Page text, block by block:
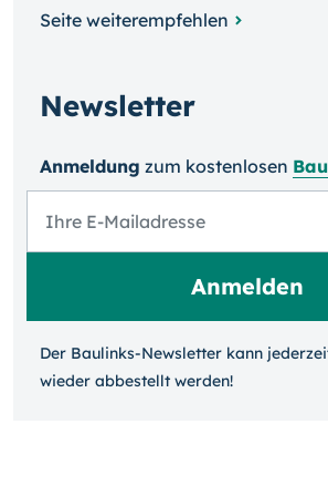
Seite weiterempfehlen
Newsletter
Anmeldung zum kosten­losen
Der Baulinks-Newsletter kann
wieder ab­bestellt werden!